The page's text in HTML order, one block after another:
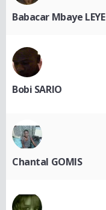
Babacar Mbaye LEYE
Bobi SARIO
Chantal GOMIS